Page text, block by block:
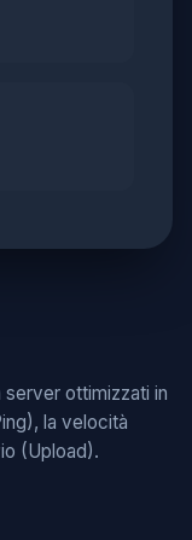
ottimizzati in
la velocità
(Upload).